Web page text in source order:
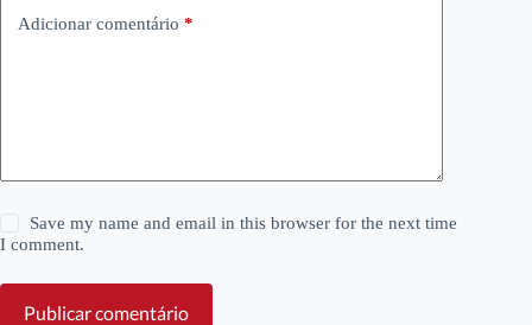
Adicionar comentário *
Save my name and email in this browser for the next time
I comment.
Publicar comentário